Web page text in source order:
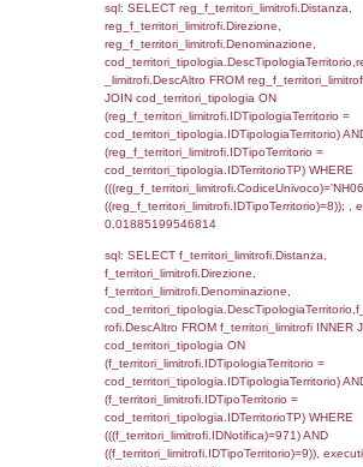
f_territori_limitrofi
0.069554090499878
sql: SELECT
JOIN